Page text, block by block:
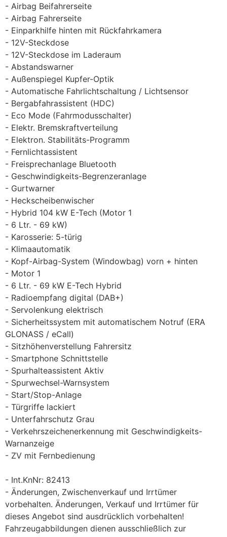
Airbag Beifahrerseite
Airbag Fahrerseite
Einparkhilfe hinten mit Rückfahrkamera
12V-Steckdose
12V-Steckdose im Laderaum
Abstandswarner
Außenspiegel Kupfer-Optik
Automatische Fahrlichtschaltung / Lichtsensor
Bergabfahrassistent (HDC)
Eco Mode (Fahrmodusschalter)
Elektr. Bremskraftverteilung
Elektron. Stabilitäts-Programm
Fernlichtassistent
Freisprechanlage Bluetooth
Geschwindigkeits-Begrenzeranlage
Gurtwarner
Heckscheibenwischer
Hybrid 104 kW E-Tech (Motor 1
6 Ltr. - 69 kW)
Karosserie: 5-türig
Klimaautomatik
Kopf-Airbag-System (Windowbag) vorn + hinten
Motor 1
6 Ltr. - 69 kW E-Tech Hybrid
Radioempfang digital (DAB+)
Servolenkung elektrisch
Sicherheitssystem mit automatischem Notruf (ERA
GLONASS / eCall)
Sitzhöhenverstellung Fahrersitz
Smartphone Schnittstelle
Spurhalteassistent Aktiv
Spurwechsel-Warnsystem
Start/Stop-Anlage
Türgriffe lackiert
Unterfahrschutz Grau
Verkehrszeichenerkennung mit Geschwindigkeits-
Warnanzeige
ZV mit Fernbedienung
Int.KnNr: 82413
Änderungen, Zwischenverkauf und Irrtümer
vorbehalten. Änderungen, Verkauf und Irrtümer für
dieses Angebot sind ausdrücklich vorbehalten!
Fahrzeugabbildungen dienen ausschließlich zur